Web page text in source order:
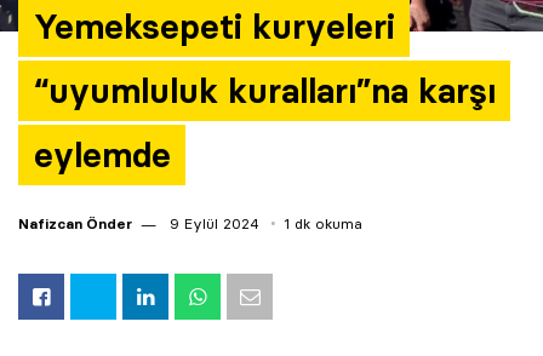
Yemeksepeti kuryeleri
“uyumluluk kuralları”na karşı
eylemde
Nafizcan Önder 9 Eylül 2024 1 dk okuma